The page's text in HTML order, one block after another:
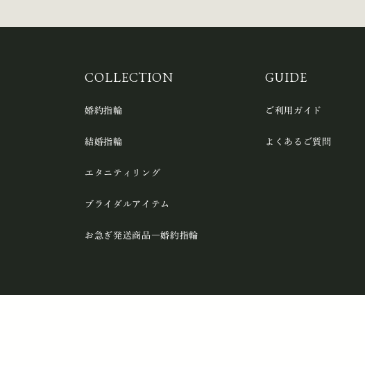
COLLECTION
婚約指輪
結婚指輪
エタニティリング
ブライダルアイテム
お急ぎ発送商品―婚約指輪
GUIDE
ご利用ガイド
よくあるご質問